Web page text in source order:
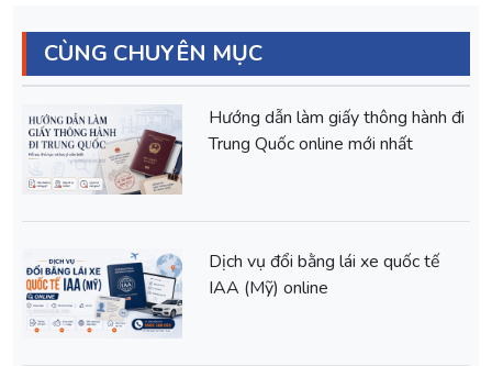
CÙNG CHUYÊN MỤC
Hướng dẫn làm giấy thông hành đi
Trung Quốc online mới nhất
Dịch vụ đổi bằng lái xe quốc tế
IAA (Mỹ) online